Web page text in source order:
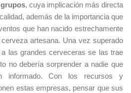
, cuya implicación más directa
además de la importancia que
que han nacido estrechamente
artesana. Una vez superado
las grandes cerveceras se las trae
no debería sorprender a nadie que
informado. Con los recursos y
estas empresas, pensar que sus